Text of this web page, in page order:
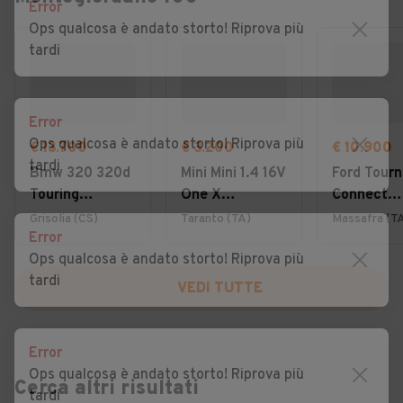
€ 13.700
Bmw 320 320d
Touring
Business
Advantage
Grisolia (CS)
€ 3.200
Mini Mini 1.4 16V
One X
NEOPATENTATI
Taranto (TA)
€ 10.900
Ford
Connect
Tourneo
TDCi 120
Titanium
Massafra
VEDI TUTTE
Cerca altri risultati
Error
Ops qualcosa è andato storto! Riprova più
tardi
Error
Ops qualcosa è andato storto! Riprova più
tardi
Error
Ops qualcosa è andato storto! Riprova più
tardi
Error
Ops qualcosa è andato storto! Riprova più
tardi